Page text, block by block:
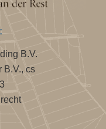
B.V.
B.V., cs